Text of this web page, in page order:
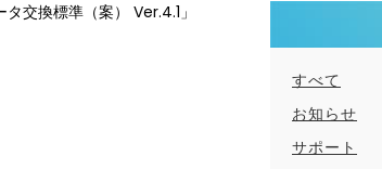
交換標準（案） Ver.4.1」
すべて
お知らせ
サポート